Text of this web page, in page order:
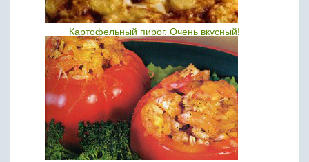
Картофельный пирог. Очень вкусный!